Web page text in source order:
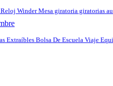
Winder Mesa giratoria giratorias
Extraíbles Bolsa De Escuela Viaje